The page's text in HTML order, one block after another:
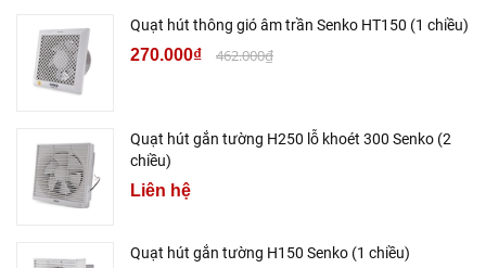
Quạt hút thông gió âm trần Senko HT150 (1 chiều)
270.000₫ 462.000₫
Quạt hút gắn tường H250 lỗ khoét 300 Senko (2
chiều)
Liên hệ
Quạt hút gắn tường H150 Senko (1 chiều)